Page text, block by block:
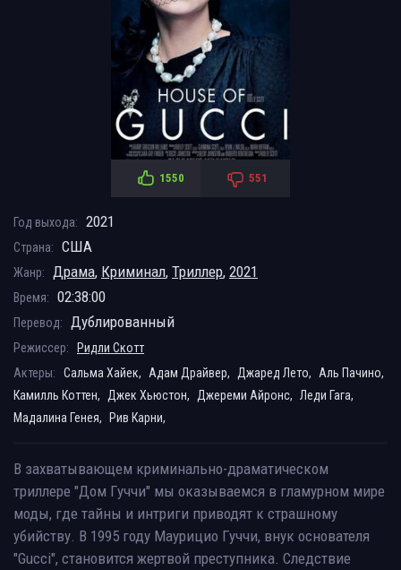
1550 551
Год выхода: 2021
Страна: США
Жанр: Драма, Криминал, Триллер, 2021
Время: 02:38:00
Перевод: Дублированный
Режиссер:
Ридли Скотт
Актеры:
Сальма Хайек, Адам Драйвер, Джаред Лето,
Аль Пачино,
Камилль Коттен,
Джек Хьюстон, Джереми Айронс, Леди Гага,
Мадалина Генея,
Рив Карни,
В захватывающем криминально-драматическом
триллере "Дом Гуччи" мы оказываемся в гламурном мире
моды, где тайны и интриги приводят к страшному
убийству. В 1995 году Маурицио Гуччи, внук основателя
"Gucci", становится жертвой преступника. Следствие